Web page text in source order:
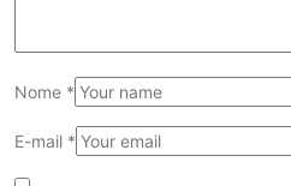
Nome *
E-mail *